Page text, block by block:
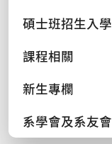
碩士班招生入學
課程相關
新生專欄
系學會及系友會